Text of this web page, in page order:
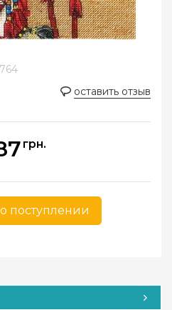
оставить отзыв
грн.
поступлении